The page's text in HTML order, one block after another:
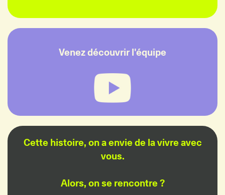
Venez découvrir l'équipe
Cette histoire, on a envie de la vivre avec
vous.
Alors, on se rencontre ?